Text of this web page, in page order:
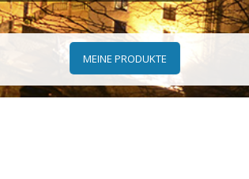
MEINE PRODUKTE